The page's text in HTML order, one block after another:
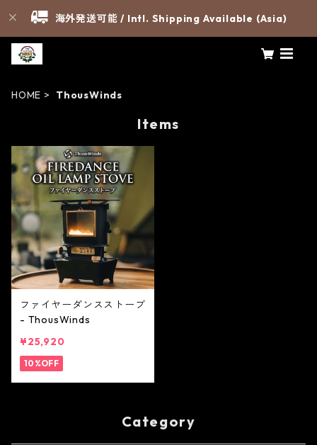
海外発送可能 / Intl. Shipping Available (Asia)
HOME ThousWinds
Items
ファイヤーダンスストーブ
- ThousWinds
¥25,920
10%OFF
Category